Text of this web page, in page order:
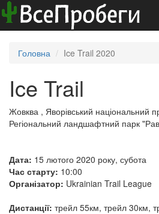
Головна Ice Trail 2020
Ice Trail
Жовква , Яворівський національний
Регіональний ландшафтний парк
Дата: 15 лютого 2020 року, субота
Час старту: 10:00
Організатор: Ukrainian Trail League
Дистанції: трейл 55км, трейл 30км,